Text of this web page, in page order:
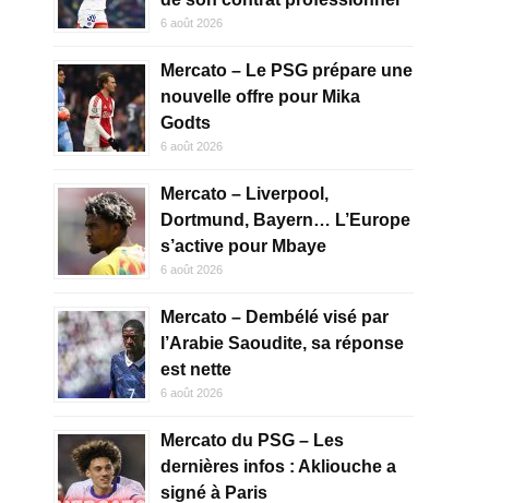
6 août 2026
Mercato – Le PSG prépare une
nouvelle offre pour Mika
Godts
6 août 2026
Mercato – Liverpool,
Dortmund, Bayern… L’Europe
s’active pour Mbaye
6 août 2026
Mercato – Dembélé visé par
l’Arabie Saoudite, sa réponse
est nette
6 août 2026
Mercato du PSG – Les
dernières infos : Akliouche a
signé à Paris